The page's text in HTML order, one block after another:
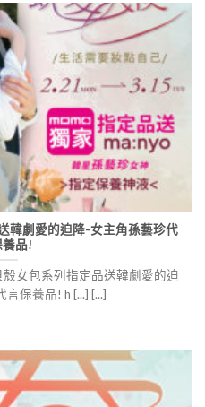
韓劇愛的迫降-女主角孫藝珍代
養品!
殼女包系列指定品送韓劇愛的迫
保養品! h [...] [...]